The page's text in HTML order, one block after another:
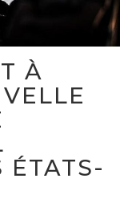
À
ÉTATS-